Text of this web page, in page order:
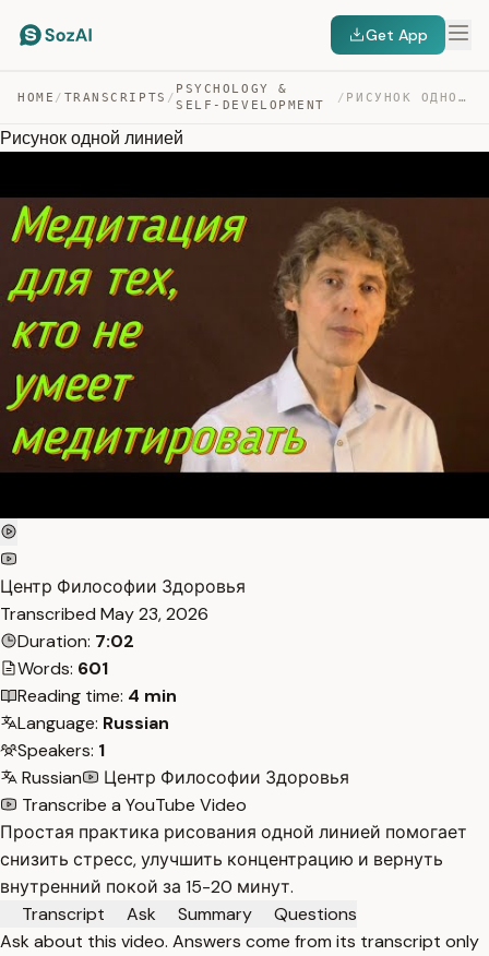
Get App
HOME / TRANSCRIPTS /
PSYCHOLOGY &
SELF-DEVELOPMENT
/ РИСУНОК ОДНОЙ ЛИНИЕЙ — TRANSCRIPT
Рисунок одной линией
Центр Философии Здоровья
Transcribed May 23, 2026
Duration: 7:02
Words: 601
Reading time: 4 min
Language: Russian
Speakers: 1
Russian
Центр Философии Здоровья
Transcribe a YouTube Video
Простая практика рисования одной линией помогает
снизить стресс, улучшить концентрацию и вернуть
внутренний покой за 15-20 минут.
Transcript
Ask Summary
Questions
Ask about this video. Answers come from its transcript only